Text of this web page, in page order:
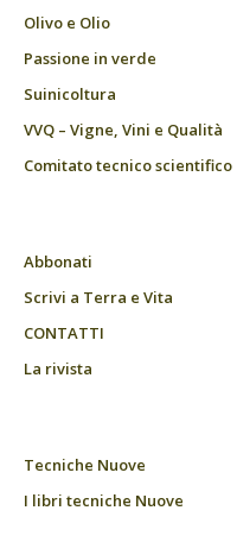
Olivo e Olio
Passione in verde
Suinicoltura
VVQ – Vigne, Vini e Qualità
Comitato tecnico scientifico
Abbonati
Scrivi a Terra e Vita
CONTATTI
La rivista
Tecniche Nuove
I libri tecniche Nuove